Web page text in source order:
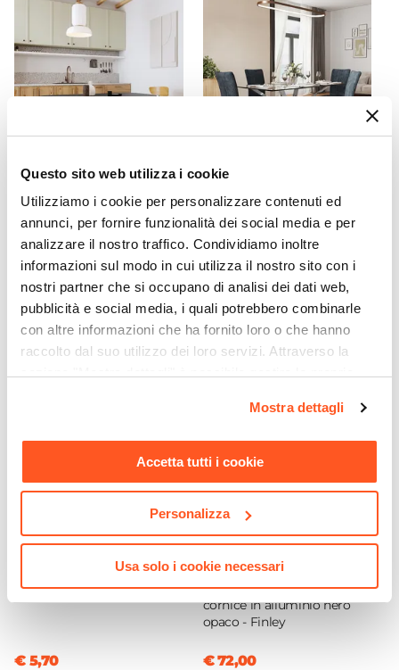
Questo sito web utilizza i cookie
Utilizziamo i cookie per personalizzare contenuti ed
annunci, per fornire funzionalità dei social media e per
analizzare il nostro traffico. Condividiamo inoltre
informazioni sul modo in cui utilizza il nostro sito con i
nostri partner che si occupano di analisi dei dati web,
pubblicità e social media, i quali potrebbero combinarle
con altre informazioni che ha fornito loro o che hanno
raccolto dal suo utilizzo dei loro servizi. Attraverso la
momento. Per maggiori informazioni si invita a leggere la
Mostra dettagli
Accetta tutti i cookie
Personalizza
Usa solo i cookie necessari
Effetto velluto
Portata (Kg)
120 kg
Reclinabile
Imbottitura
Spugna
Densità Imbottitura
36 kg/m³
Sfoderabile
No
Assemblato
No
Tavolo da pranzo 200x100
cm in legno di mango nero
con gambe cannettate -
Malua
€ 363,00
Set 4 sedie in velluto blu
piombo e gambe in metallo
nero - Geneva
€ 112,00
CODICE:PTA-X3A
Stelo di eucalipto artificiale
97h cm rosso
€ 5,70
CODICE:FY-S4N
Specchio da interno
reversibile 80x40 cm con
cornice in alluminio nero
opaco - Finley
€ 72,00